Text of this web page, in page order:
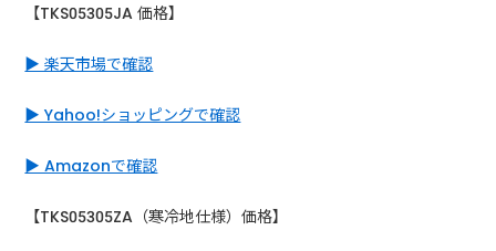
【TKS05305JA 価格】
▶ 楽天市場で確認
▶ Yahoo!ショッピングで確認
▶ Amazonで確認
【TKS05305ZA（寒冷地仕様）価格】